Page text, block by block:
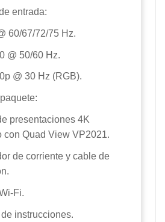
entrada:
60/67/72/75 Hz.
@ 50/60 Hz.
@ 30 Hz (RGB).
presentaciones 4K
con Quad View VP2021.
de corriente y cable de
Fi.
instrucciones.